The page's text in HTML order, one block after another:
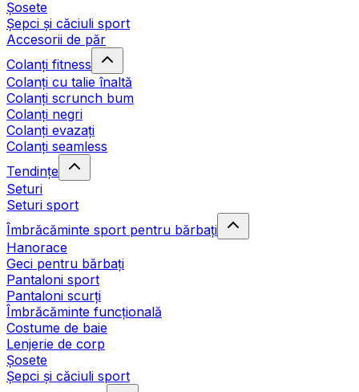
Șosete
Șepci și căciuli sport
Accesorii de păr
Colanți fitness
Colanți cu talie înaltă
Colanți scrunch bum
Colanți negri
Colanți evazați
Colanți seamless
Tendințe
Seturi
Seturi sport
Îmbrăcăminte sport pentru bărbați
Hanorace
Geci pentru bărbați
Pantaloni sport
Pantaloni scurți
Îmbrăcăminte funcțională
Costume de baie
Lenjerie de corp
Șosete
Șepci și căciuli sport